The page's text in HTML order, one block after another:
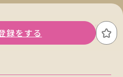
録をする お
関西版トップ